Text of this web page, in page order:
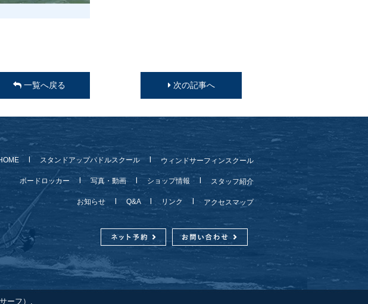
一覧へ戻る 次の記事へ
スタンドアップパドルスクール ウィンドサーフィンスクール
ボードロッカー 写真・動画 ショップ情報 スタッフ紹介
お知らせ Q&A リンク アクセスマップ
ーフ）.